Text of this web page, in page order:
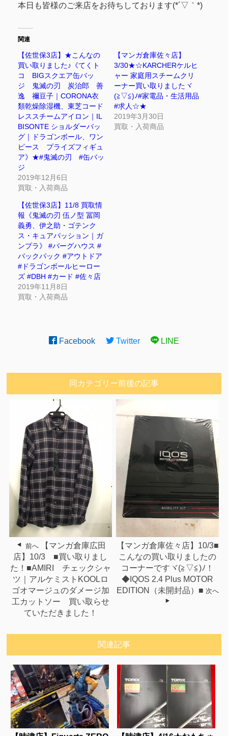
本日も皆様のご来店をお待ちしております(*´▽｀*)
関連
【佐世保3店】★こんなの
買い取りました♪《てくト
コ BIGスクエア缶バッ
ジ 鬼滅の刃 炭治郎 善
逸 禰豆子｜CORONA衣
類乾燥除湿機、東芝コード
レススチームアイロン｜IL
BISONTE ショルダーバッ
グ｜ドラゴンボール、ワン
ピース プライズフィギュ
ア》★#鬼滅の刃 #缶バッ
ジ
2019年12月6日
買取・入荷商品
【マンガ倉庫佐々店】
3/30★☆KARCHERケルヒ
ャー 家庭用スチームクリ
ーナー買い取りましたヾ
(≧▽≦)ﾉ#家電品・生活用品
#求人☆★
2019年3月30日
買取・入荷商品
【佐世保3店】11/8 買取情
報《鬼滅の刃 伍ノ型 冨岡
義勇、伊之助・ゴテンク
ス・キュアパッション｜ガ
ンプラ》 #バーグハウス #
バックパック #アウトドア
#ドラゴンボールヒーロー
ズ #DBH #カード #佐々店
2019年11月8日
買取・入荷商品
Facebook Twitter LINE
同カテゴリー前後の記事
前へ
【マンガ倉庫広田
店】10/3 ■買い取りまし
た！■AMIRI チェックシャ
ツ｜アルケミストKOOLロ
ゴオマージュのダメージ加
工カットソー 買い取らせ
ていただきました！
【マンガ倉庫佐々店】10/3■
こんなの買い取りましたの
コーナーですヾ(≧▽≦)ﾉ！
◆IQOS 2.4 Plus MOTOR
EDITION（未開封品）■ 次へ
関連記事